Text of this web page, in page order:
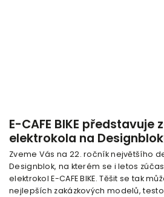
E-CAFE BIKE představuje
elektrokola na
Zveme Vás na 22. ročník největšího
Designblok, na kterém se i letos
elektrokol E-CAFE BIKE. Těšit se tak
nejlepších zakázkových modelů,